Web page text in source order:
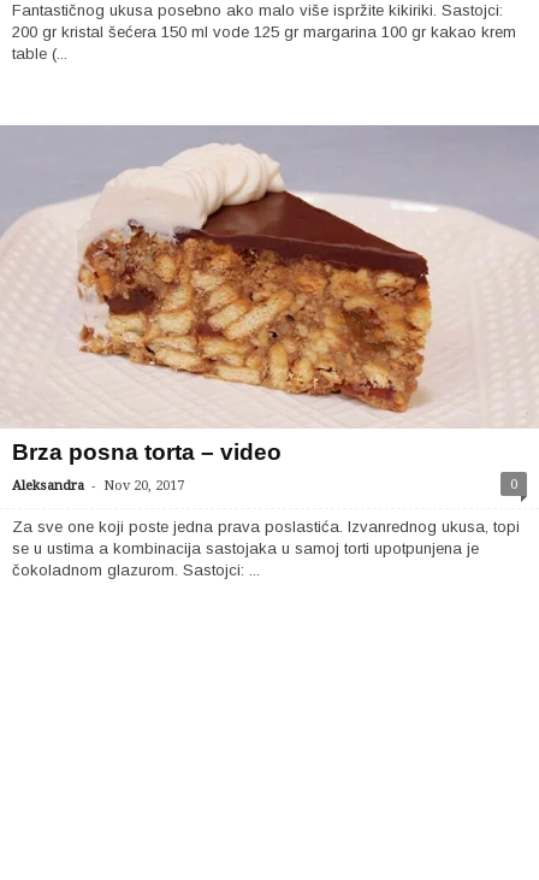
Fantastičnog ukusa posebno ako malo više ispržite kikiriki. Sastojci:
200 gr kristal šećera 150 ml vode 125 gr margarina 100 gr kakao krem
table (...
Brza posna torta – video
Aleksandra - Nov 20, 2017 0
Za sve one koji poste jedna prava poslastića. Izvanrednog ukusa, topi
se u ustima a kombinacija sastojaka u samoj torti upotpunjena je
čokoladnom glazurom. Sastojci: ...